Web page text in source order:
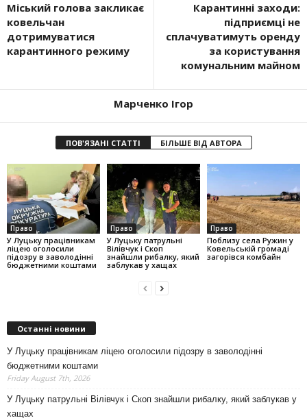
Міський голова закликає
ковельчан
дотримуватися
карантинного режиму
Карантинні заходи:
підприємці не
сплачуватимуть оренду
за користування
комунальним майном
Марченко Ігор
ПОВ'ЯЗАНІ СТАТТІ БІЛЬШЕ ВІД АВТОРА
Право
У Луцьку працівникам
ліцею оголосили
підозру в заволодінні
бюджетними коштами
Право
У Луцьку патрульні
Вілівчук і Скоп
знайшли рибалку, який
заблукав у хащах
Право
Поблизу села Ружин у
Ковельській громаді
загорівся комбайн
Останні новини
У Луцьку працівникам ліцею оголосили підозру в заволодінні
бюджетними коштами
Friday August 7th, 2026
У Луцьку патрульні Вілівчук і Скоп знайшли рибалку, який заблукав у
хащах